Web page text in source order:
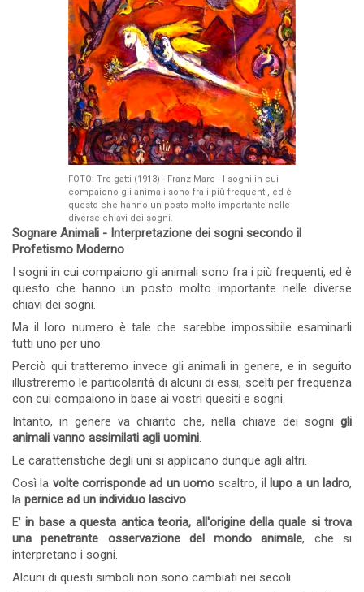
FOTO: Tre gatti (1913) - Franz Marc - I sogni in cui
compaiono gli animali sono fra i più frequenti, ed è
questo che hanno un posto molto importante nelle
diverse chiavi dei sogni.
Sognare Animali - Interpretazione dei sogni secondo il
Profetismo Moderno
I sogni in cui compaiono gli animali sono fra i più frequenti, ed è
questo che hanno un posto molto importante nelle diverse
chiavi dei sogni.
Ma il loro numero è tale che sarebbe impossibile esaminarli
tutti uno per uno.
Perciò qui tratteremo invece gli animali in genere, e in seguito
illustreremo le particolarità di alcuni di essi, scelti per frequenza
con cui compaiono in base ai vostri quesiti e sogni.
Intanto, in genere va chiarito che, nella chiave dei sogni gli
animali vanno assimilati agli uomini.
Le caratteristiche degli uni si applicano dunque agli altri.
Così la volte corrisponde ad un uomo scaltro, il lupo a un ladro,
la pernice ad un individuo lascivo.
E' in base a questa antica teoria, all'origine della quale si trova
una penetrante osservazione del mondo animale, che si
interpretano i sogni.
Alcuni di questi simboli non sono cambiati nei secoli.